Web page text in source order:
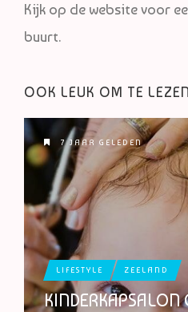
Kijk op de website voor
buurt.
OOK LEUK OM TE LEZEN
7 JAAR GELEDEN
LIFESTYLE ZEELAND
KINDERKAPSALON